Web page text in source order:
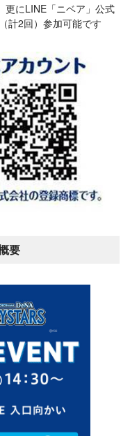
更にLINE「ニベア」公式
計2回）参加可能です
要